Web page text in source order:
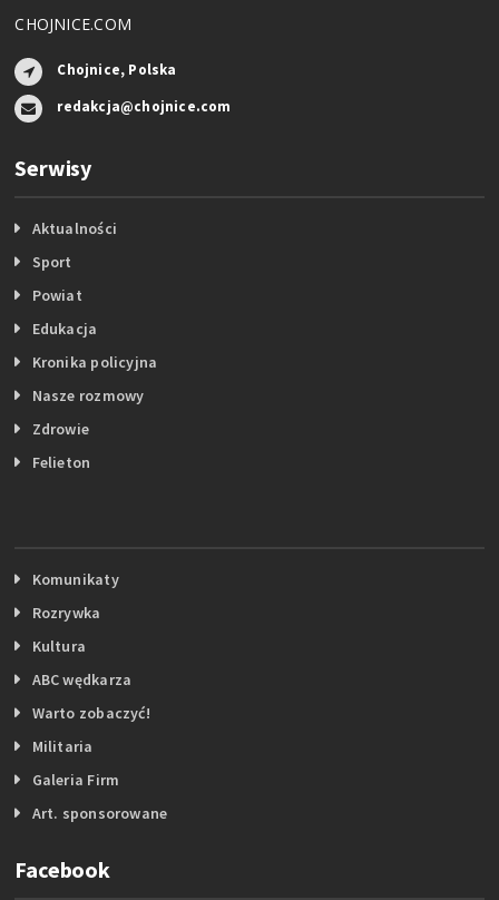
CHOJNICE.COM
Chojnice, Polska
redakcja@chojnice.com
Serwisy
Aktualności
Sport
Powiat
Edukacja
Kronika policyjna
Nasze rozmowy
Zdrowie
Felieton
Komunikaty
Rozrywka
Kultura
ABC wędkarza
Warto zobaczyć!
Militaria
Galeria Firm
Art. sponsorowane
Facebook